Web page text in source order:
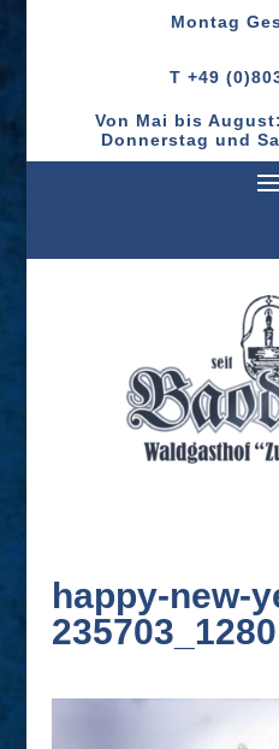
Montag
T +49
Von Mai bis
Donnerstag und
happy-new-
235703_1280